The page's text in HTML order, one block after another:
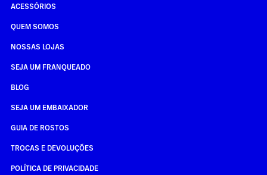
ACESSÓRIOS
QUEM SOMOS
NOSSAS LOJAS
SEJA UM FRANQUEADO
BLOG
SEJA UM EMBAIXADOR
GUIA DE ROSTOS
TROCAS E DEVOLUÇÕES
POLÍTICA DE PRIVACIDADE